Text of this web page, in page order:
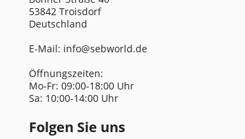
53842 Troisdorf
Deutschland
E-Mail: info@sebworld.de
Öffnungszeiten:
Mo-Fr: 09:00-18:00 Uhr
Sa: 10:00-14:00 Uhr
Folgen Sie uns